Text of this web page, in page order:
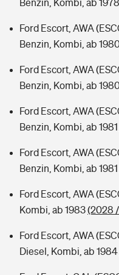
Benzin, Kombi, ab 1978
Ford Escort, AWA
Benzin, Kombi, ab
Ford Escort, AWA
Benzin, Kombi, ab
Ford Escort, AWA
Benzin, Kombi, ab 1981
Ford Escort, AWA
Benzin, Kombi, ab 1981
Ford Escort, AWA
Kombi, ab 1983(2028 /
Ford Escort, AWA
Diesel, Kombi, ab 1984